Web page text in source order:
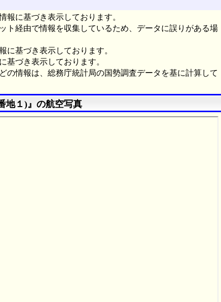
報に基づき表示しております。
ト経由で情報を収集しているため、データに誤りがある場
に基づき表示しております。
基づき表示しております。
の情報は、総務庁統計局の国勢調査データを基に計算して
地１)』の航空写真